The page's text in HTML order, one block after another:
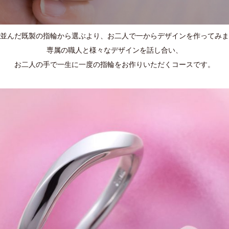
んだ既製の指輪から選ぶより、お二人で一からデザインを作ってみ
専属の職人と様々なデザインを話し合い、
お二人の手で一生に一度の指輪をお作りいただくコースです。